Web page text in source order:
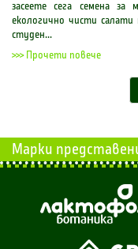
засеете сега семена
екологично чисти
студен...
>>> Прочети повече
Марки